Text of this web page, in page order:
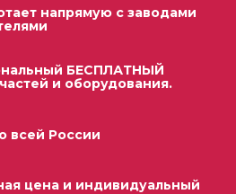
напрямую с заводами
БЕСПЛАТНЫЙ
и оборудования.
всей России
цена и индивидуальный